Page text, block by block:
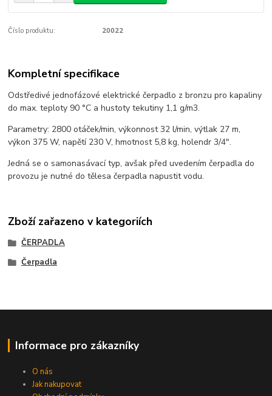
Číslo produktu: 20022
Kompletní specifikace
Odstředivé jednofázové elektrické čerpadlo z bronzu pro kapaliny
do max. teploty 90 °C a hustoty tekutiny 1,1 g/m3.
Parametry: 2800 otáček/min, výkonnost 32 l/min, výtlak 27 m,
výkon 375 W, napětí 230 V, hmotnost 5,8 kg, holendr 3/4".
Jedná se o samonasávací typ, avšak před uvedením čerpadla do
provozu je nutné do tělesa čerpadla napustit vodu.
Zboží zařazeno v kategoriích
ČERPADLA
Čerpadla
Informace pro zákazníky
O nás
Jak nakupovat